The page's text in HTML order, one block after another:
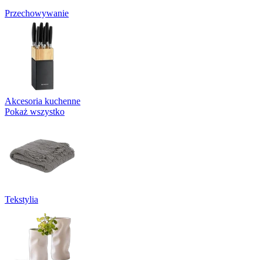
Przechowywanie
Akcesoria kuchenne
Pokaż wszystko
Tekstylia